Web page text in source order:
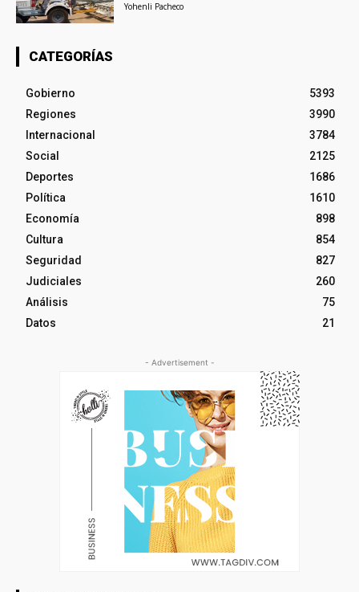
Yohenli Pacheco
CATEGORÍAS
Gobierno
5393
Regiones
3990
Internacional
3784
Social
2125
Deportes
1686
Política
1610
Economía
898
Cultura
854
Seguridad
827
Judiciales
260
Análisis
75
Datos
21
- Advertisement -